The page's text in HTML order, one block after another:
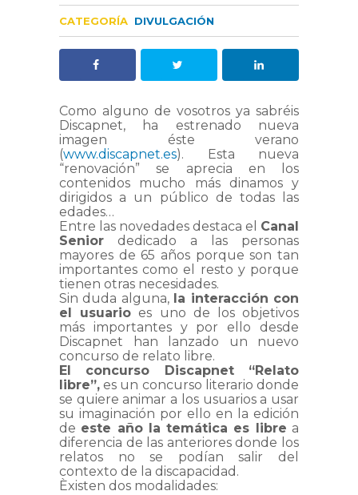
CATEGORÍA DIVULGACIÓN
Como alguno de vosotros ya sabréis
Discapnet, ha estrenado nueva
imagen éste verano
(www.discapnet.es). Esta nueva
“renovación” se aprecia en los
contenidos mucho más dinamos y
dirigidos a un público de todas las
edades…
Entre las novedades destaca el Canal
Senior dedicado a las personas
mayores de 65 años porque son tan
importantes como el resto y porque
tienen otras necesidades.
Sin duda alguna, la interacción con
el usuario es uno de los objetivos
más importantes y por ello desde
Discapnet han lanzado un nuevo
concurso de relato libre.
El concurso Discapnet “Relato
libre”, es un concurso literario donde
se quiere animar a los usuarios a usar
su imaginación por ello en la edición
de este año la temática es libre a
diferencia de las anteriores donde los
relatos no se podían salir del
contexto de la discapacidad.
Èxisten dos modalidades: